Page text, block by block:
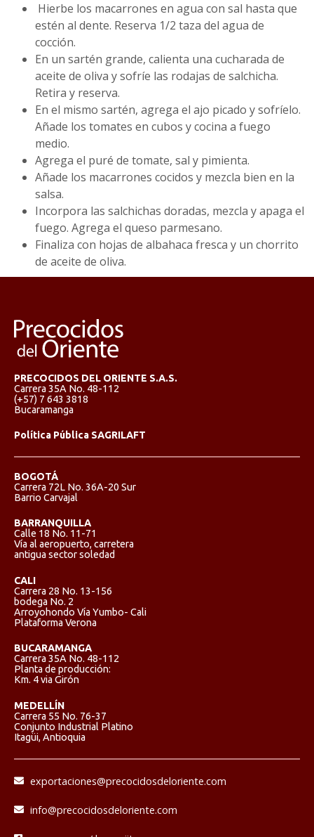
Hierbe los macarrones en agua con sal hasta que
estén al dente. Reserva 1/2 taza del agua de
cocción.
En un sartén grande, calienta una cucharada de
aceite de oliva y sofríe las rodajas de salchicha.
Retira y reserva.
En el mismo sartén, agrega el ajo picado y sofríelo.
Añade los tomates en cubos y cocina a fuego
medio.
Agrega el puré de tomate, sal y pimienta.
Añade los macarrones cocidos y mezcla bien en la
salsa.
Incorpora las salchichas doradas, mezcla y apaga el
fuego. Agrega el queso parmesano.
Finaliza con hojas de albahaca fresca y un chorrito
de aceite de oliva.
PRECOCIDOS DEL ORIENTE S.A.S.
Carrera 35A No. 48-112
(+57) 7 643 3818
Bucaramanga
Política Pública SAGRILAFT
BOGOTÁ
Carrera 72L No. 36A-20 Sur
Barrio Carvajal
BARRANQUILLA
Calle 18 No. 11-71
Vía al aeropuerto, carretera
antigua sector soledad
CALI
Carrera 28 No. 13-156
bodega No. 2
Arroyohondo Vía Yumbo- Cali
Plataforma Verona
BUCARAMANGA
Carrera 35A No. 48-112
Planta de producción:
Km. 4 via Girón
MEDELLÍN
Carrera 55 No. 76-37
Conjunto Industrial Platino
Itagüi, Antioquia
exportaciones@precocidosdeloriente.com
info@precocidosdeloriente.com